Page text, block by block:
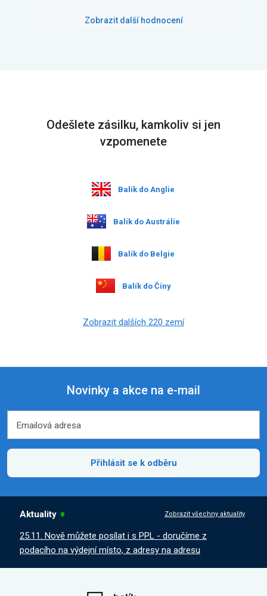
Zobrazit další hodnocení
Odešlete zásilku, kamkoliv si jen
vzpomenete
Balík do Anglie
Balík do Austrálie
Balík do Belgie
Balík do Číny
Zobrazit dalších 220 zemí
Novinky a akce na e-mail
Emailová adresa
Přihlásit se k odběru
Aktuality Zobrazit všechny aktuality
25.11. Nově můžete posílat i s PPL - doručíme z
podacího na výdejní místo, z adresy na adresu